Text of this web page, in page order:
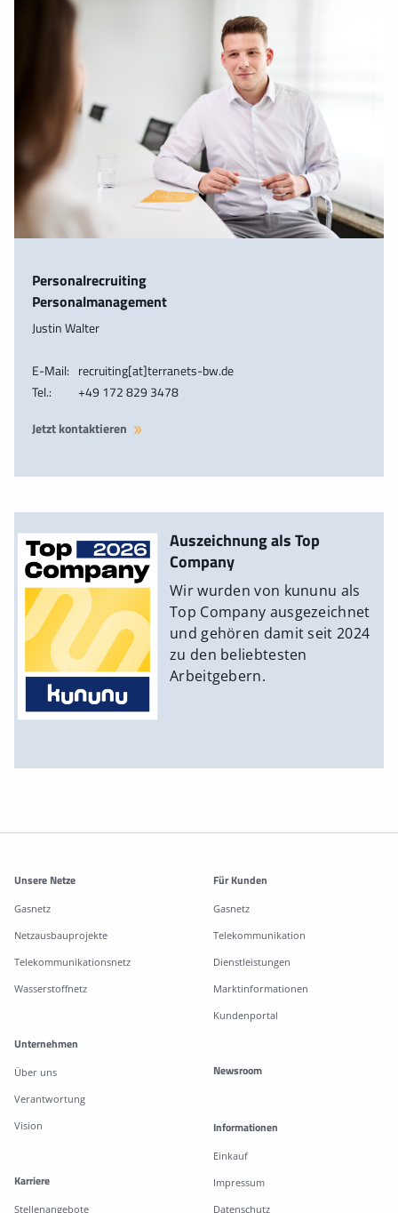
Personalrecruiting
Personalmanagement
Justin Walter
E-Mail: recruiting[at]terranets-bw.de
Tel.:
+49 172 829 3478
Jetzt kontaktieren
Auszeichnung als Top
Company
Wir wurden von kununu als
Top Company ausgezeichnet
und gehören damit seit 2024
zu den beliebtesten
Arbeitgebern.
Weitere Informationen
Unsere Netze
Gasnetz
Netzausbauprojekte
Telekommunikationsnetz
Wasserstoffnetz
Für Kunden
Gasnetz
Telekommunikation
Dienstleistungen
Marktinformationen
Kundenportal
Unternehmen
Über uns
Verantwortung
Vision
Karriere
Stellenangebote
Newsroom
Informationen
Einkauf
Impressum
Datenschutz